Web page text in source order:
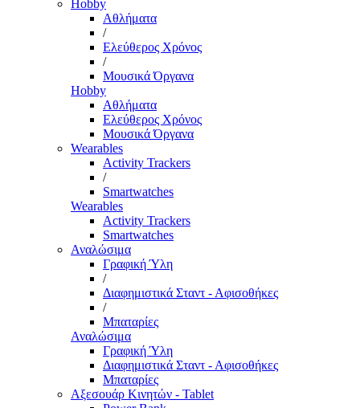
Hobby
Αθλήματα
/
Ελεύθερος Χρόνος
/
Μουσικά Όργανα
Hobby
Αθλήματα
Ελεύθερος Χρόνος
Μουσικά Όργανα
Wearables
Activity Trackers
/
Smartwatches
Wearables
Activity Trackers
Smartwatches
Αναλώσιμα
Γραφική Ύλη
/
Διαφημιστικά Σταντ - Αφισοθήκες
/
Μπαταρίες
Αναλώσιμα
Γραφική Ύλη
Διαφημιστικά Σταντ - Αφισοθήκες
Μπαταρίες
Αξεσουάρ Κινητών - Tablet